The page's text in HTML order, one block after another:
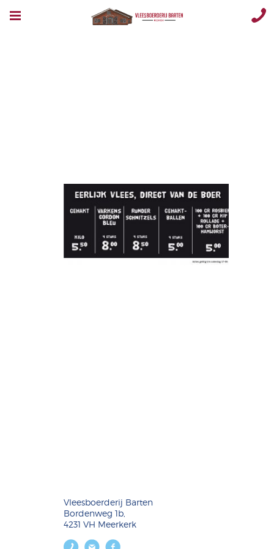
Vleesboerderij Barten
Bordenweg 1b,
4231 VH Meerkerk